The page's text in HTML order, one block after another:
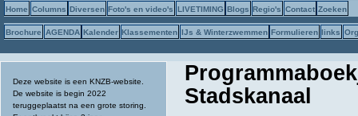
Home Columns Diversen Foto's en video's LIVETIMING Blogs Regio's Contact Zoeken
Brochure AGENDA Kalender Klassementen IJs & Winterzwemmen Formulieren links
Deze website is een KNZB-website.
De website is begin 2022
teruggeplaatst na een grote storing.
Stadskanaal